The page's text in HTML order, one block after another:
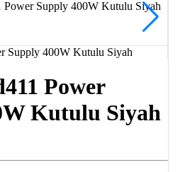
Power
Kutulu Siyah